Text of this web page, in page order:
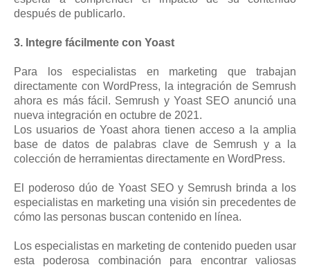
después de publicarlo.
3. Integre fácilmente con Yoast
Para los especialistas en marketing que trabajan
directamente con WordPress, la integración de Semrush
ahora es más fácil. Semrush y Yoast SEO anunció una
nueva integración en octubre de 2021.
Los usuarios de Yoast ahora tienen acceso a la amplia
base de datos de palabras clave de Semrush y a la
colección de herramientas directamente en WordPress.
El poderoso dúo de Yoast SEO y Semrush brinda a los
especialistas en marketing una visión sin precedentes de
cómo las personas buscan contenido en línea.
Los especialistas en marketing de contenido pueden usar
esta poderosa combinación para encontrar valiosas